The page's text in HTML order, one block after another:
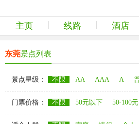
主页 线路 酒店
东莞景点列表
景点星级： 不限 AA AAA A
门票价格： 不限 50元以下 50-100元